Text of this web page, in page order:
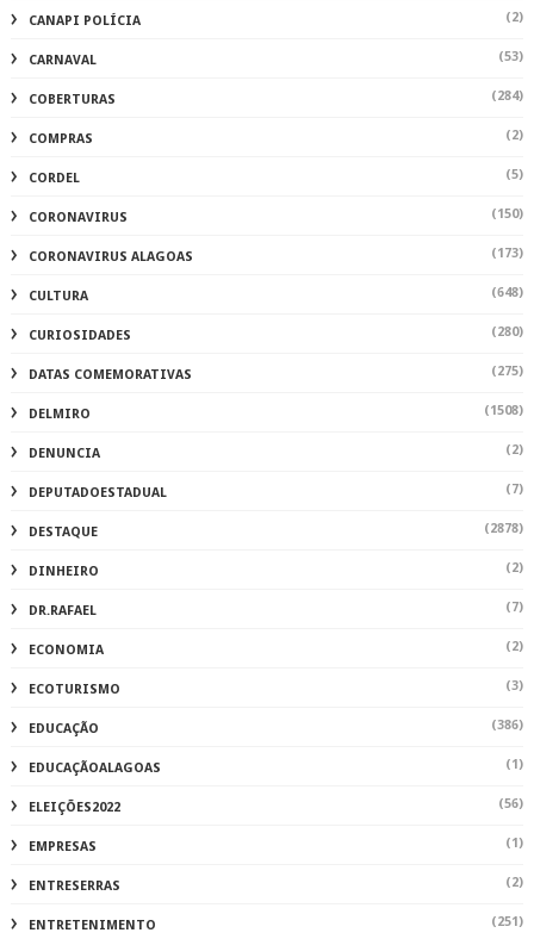
CANAPI POLÍCIA (2)
CARNAVAL (53)
COBERTURAS (284)
COMPRAS (2)
CORDEL (5)
CORONAVIRUS (150)
CORONAVIRUS ALAGOAS (173)
CULTURA (648)
CURIOSIDADES (280)
DATAS COMEMORATIVAS (275)
DELMIRO (1508)
DENUNCIA (2)
DEPUTADOESTADUAL (7)
DESTAQUE (2878)
DINHEIRO (2)
DR.RAFAEL (7)
ECONOMIA (2)
ECOTURISMO (3)
EDUCAÇÃO (386)
EDUCAÇÃOALAGOAS (1)
ELEIÇÕES2022 (56)
EMPRESAS (1)
ENTRESERRAS (2)
ENTRETENIMENTO (251)